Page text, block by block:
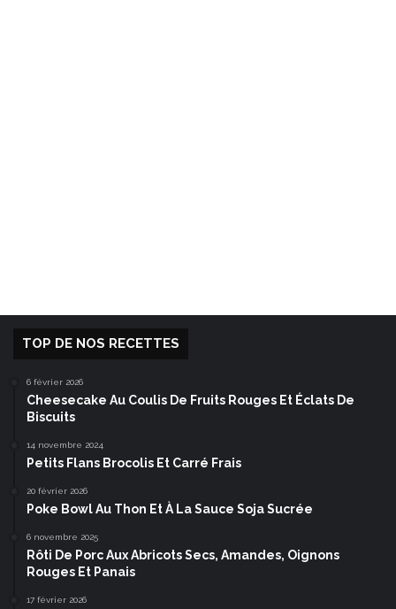
TOP DE NOS RECETTES
6 février 2026
Cheesecake Au Coulis De Fruits Rouges Et Éclats De
Biscuits
14 novembre 2024
Petits Flans Brocolis Et Carré Frais
20 février 2026
Poke Bowl Au Thon Et À La Sauce Soja Sucrée
6 novembre 2025
Rôti De Porc Aux Abricots Secs, Amandes, Oignons
Rouges Et Panais
17 février 2026